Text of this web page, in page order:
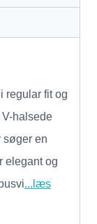
regular fit og
V-halsede
søger en
elegant og
...læs